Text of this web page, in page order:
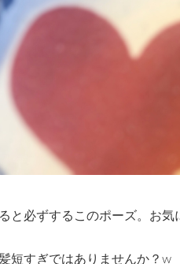
と必ずするこのポーズ。お気
短すぎではありませんか？w